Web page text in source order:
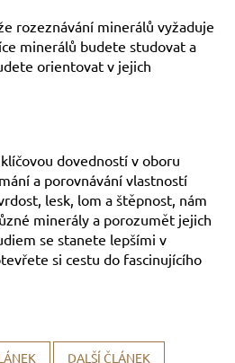
rozeznávání minerálů vyžaduje
minerálů budete studovat a
orientovat v jejich
dovedností v oboru
a porovnávání vlastností
lesk, lom a štěpnost, nám
minerály a porozumět jejich
se stanete lepšími v
si cestu do fascinujícího
DALŠÍ ČLÁNEK